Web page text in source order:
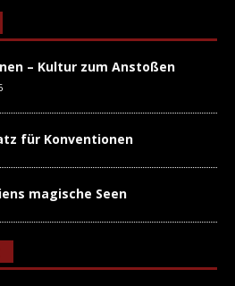
– Kultur zum Anstoßen
für Konventionen
magische Seen